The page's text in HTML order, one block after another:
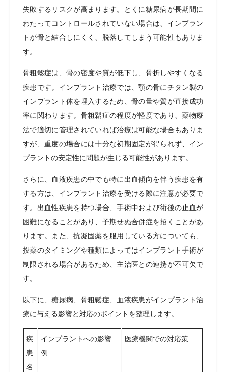
失敗するリスクが高まります。とくに糖尿病が長期間に
わたってコントロールされていない場合は、インプラン
トが骨と結合しにくく、脱落してしまう可能性もありま
す。
骨粗鬆症は、骨の密度や質が低下し、骨折しやすくなる
疾患です。インプラント治療では、顎の骨にチタン製の
インプラント体を埋入するため、骨の量や質が直接成功
率に関わります。骨粗鬆症の程度が軽度であり、薬物療
法で適切に管理されていれば治療は可能な場合もありま
すが、重度の場合には十分な初期固定が得られず、イン
プラントの安定性に問題が生じる可能性があります。
さらに、血液疾患の中でも特に出血傾向を伴う疾患を有
する方は、インプラント治療を受ける際に注意が必要で
す。出血性疾患を持つ場合、手術中および術後の止血が
困難になることがあり、予期せぬ合併症を招くことがあ
ります。また、抗凝固薬を服用している方についても、
投薬のタイミングや種類によってはインプラント手術が
制限される場合があるため、主治医との連携が不可欠で
す。
以下に、糖尿病、骨粗鬆症、血液疾患がインプラント治
療に与える影響と対応のポイントを整理します。
疾
患
名
インプラントへの影響
例
医療機関での対応策